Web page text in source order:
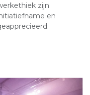
zijn
en